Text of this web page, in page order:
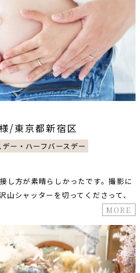
/東京都新宿区
デー・ハーフバースデー
し方が素晴らしかったです。撮影に
山シャッターを切ってくださって、
MORE